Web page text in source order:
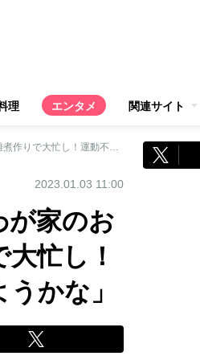
理 エンタメ 関連サイト
【大塚寧々 ネネノクラシ#38】「わが家のお正月」おせちの用意やお雑煮作りで大忙し！運動不足の夫に「羽つき誘ってみようかな」
2023.01.03 11:00
が家のお
忙し！
かな」